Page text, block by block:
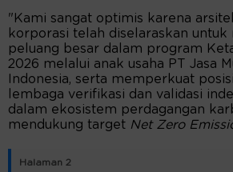
"Kami sangat optimis karena
korporasi telah diselaraskan
peluang besar dalam program
2026 melalui anak usaha PT Jasa
Indonesia, serta memperkuat
lembaga verifikasi dan validasi
dalam ekosistem perdagangan
mendukung target Net Zero
Halaman 2